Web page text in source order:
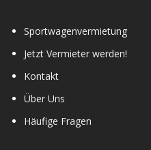
Sportwagenvermietung
Jetzt Vermieter werden!
Kontakt
Über Uns
Häufige Fragen